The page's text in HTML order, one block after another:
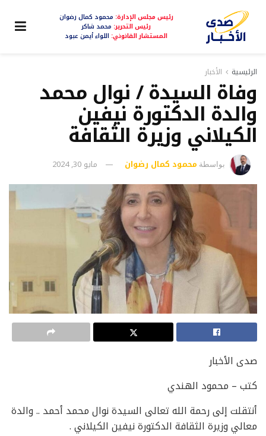
رئيس مجلس الإدارة: محمود كمال رضوان
رئيس التحرير: محمد شاكر
المستشار القانوني: اللواء أيمن عبود
الرئيسية الأخبار
وفاة السيدة / نوال محمد
والدة الدكتورة نيفين
الكيلاني وزيرة الثقافة
بواسطة محمود كمال رضوان مايو 30, 2024
صدى الأخبار
كتب – محمود الهندي
أنتقلت إلى رحمة الله تعالى السيدة نوال محمد أحمد .. والدة
معالي وزيرة الثقافة الدكتورة نيفين الكيلاني .